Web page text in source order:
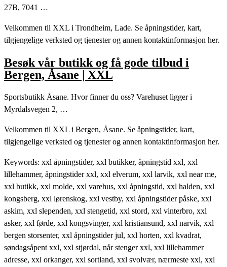
27B, 7041 …
Velkommen til XXL i Trondheim, Lade. Se åpningstider, kart,
tilgjengelige verksted og tjenester og annen kontaktinformasjon her.
Besøk vår butikk og få gode tilbud i
Bergen, Åsane | XXL
Sportsbutikk Åsane. Hvor finner du oss? Varehuset ligger i
Myrdalsvegen 2, …
Velkommen til XXL i Bergen, Åsane. Se åpningstider, kart,
tilgjengelige verksted og tjenester og annen kontaktinformasjon her.
Keywords: xxl åpningstider, xxl butikker, åpningstid xxl, xxl
lillehammer, åpningstider xxl, xxl elverum, xxl larvik, xxl near me,
xxl butikk, xxl molde, xxl varehus, xxl åpningstid, xxl halden, xxl
kongsberg, xxl lørenskog, xxl vestby, xxl åpningstider påske, xxl
askim, xxl slependen, xxl stengetid, xxl stord, xxl vinterbro, xxl
asker, xxl førde, xxl kongsvinger, xxl kristiansund, xxl narvik, xxl
bergen storsenter, xxl åpningstider jul, xxl horten, xxl kvadrat,
søndagsåpent xxl, xxl stjørdal, når stenger xxl, xxl lillehammer
adresse, xxl orkanger, xxl sortland, xxl svolvær, nærmeste xxl, xxl